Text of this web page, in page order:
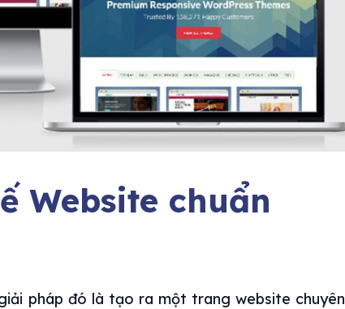
Website chuẩn
pháp đó là tạo ra một trang website chuyên